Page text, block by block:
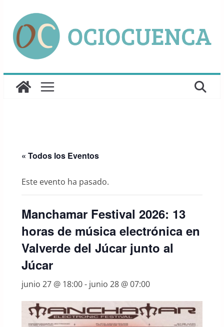
contenido
« Todos los Eventos
Este evento ha pasado.
Manchamar Festival 2026: 13
horas de música electrónica en
Valverde del Júcar junto al
Júcar
junio 27 @ 18:00- junio 28 @ 07:00